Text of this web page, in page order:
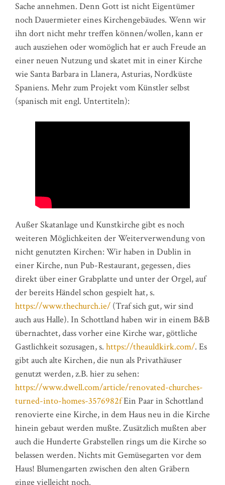
Sache annehmen. Denn Gott ist nicht Eigentümer
noch Dauermieter eines Kirchengebäudes. Wenn wir
ihn dort nicht mehr treffen können/wollen, kann er
auch ausziehen oder womöglich hat er auch Freude an
einer neuen Nutzung und skatet mit in einer Kirche
wie Santa Barbara in Llanera, Asturias, Nordküste
Spaniens. Mehr zum Projekt vom Künstler selbst
(spanisch mit engl. Untertiteln):
Außer Skatanlage und Kunstkirche gibt es noch
weiteren Möglichkeiten der Weiterverwendung von
nicht genutzten Kirchen: Wir haben in Dublin in
einer Kirche, nun Pub-Restaurant, gegessen, dies
direkt über einer Grabplatte und unter der Orgel, auf
der bereits Händel schon gespielt hat, s.
https://www.thechurch.ie/ (Traf sich gut, wir sind
auch aus Halle). In Schottland haben wir in einem B&B
übernachtet, dass vorher eine Kirche war, göttliche
Gastlichkeit sozusagen, s. https://theauldkirk.com/. Es
gibt auch alte Kirchen, die nun als Privathäuser
genutzt werden, z.B. hier zu sehen:
https://www.dwell.com/article/renovated-churches-
turned-into-homes-3576982fEin Paar in Schottland
renovierte eine Kirche, in dem Haus neu in die Kirche
hinein gebaut werden mußte. Zusätzlich mußten aber
auch die Hunderte Grabstellen rings um die Kirche so
belassen werden. Nichts mit Gemüsegarten vor dem
Haus! Blumengarten zwischen den alten Gräbern
ginge vielleicht noch.